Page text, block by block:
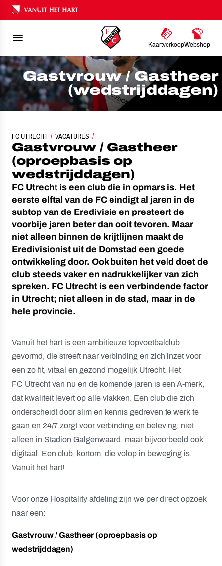
Ons nalatenschap
KaartverkoopWebshop
Gastvrouw / Gastheer
(wedstrijddagen)
FC UTRECHT VACATURES
GASTVROUW / GASTHEER (WEDSTRIJDDAGEN)
Gastvrouw / Gastheer
(oproepbasis op
wedstrijddagen)
FC Utrecht is een club die in opmars is. Het
eerste elftal van de FC eindigt al jaren in de
subtop van de Eredivisie en presteert de
voorbije jaren beter dan ooit tevoren. Maar
niet alleen binnen de krijtlijnen maakt de
Eredivisionist uit de Domstad een goede
ontwikkeling door. Ook buiten het veld doet de
club steeds vaker en nadrukkelijker van zich
spreken. FC Utrecht is een verbindende factor
in Utrecht; niet alleen in de stad, maar in de
hele provincie.
Vanuit het hart is een ambitieuze topvoetbalclub
gevormd, die streeft naar verbinding en zich inzet voor
een zo fit, vitaal en gezond mogelijk Utrecht. Het
FC Utrecht van nu en de komende jaren is een A-merk,
dat kwaliteit levert op alle vlakken. Een club die zich
onderscheidt door slim en kennis gedreven te werk te
gaan en 24/7 zorgt voor verbinding en beleving; niet
alleen in Stadion Galgenwaard, maar bijvoorbeeld ook
digitaal. Een club, kortom, die volop in beweging is.
Vanuit het hart!
Voor onze Hospitality afdeling zijn we per direct opzoek
naar een:
Gastvrouw / Gastheer (oproepbasis op
wedstrijddagen)